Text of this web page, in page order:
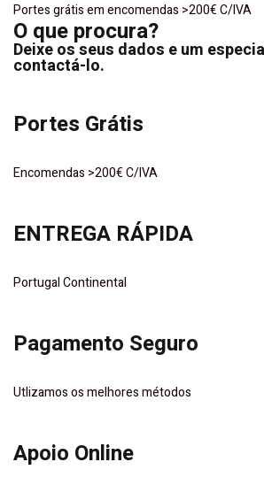
Portes grátis em encomendas >200€ C/IVA
O que procura?
Deixe os seus dados e um
contactá-lo.
Portes Grátis
Encomendas >200€ C/IVA
ENTREGA RÁPIDA
Portugal Continental
Pagamento Seguro
Utlizamos os melhores métodos
Apoio Online